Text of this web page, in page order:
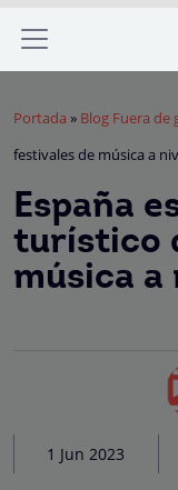
Portada » Blog Fuera de
festivales de música a
España
turístico
música a
1 Jun 2023